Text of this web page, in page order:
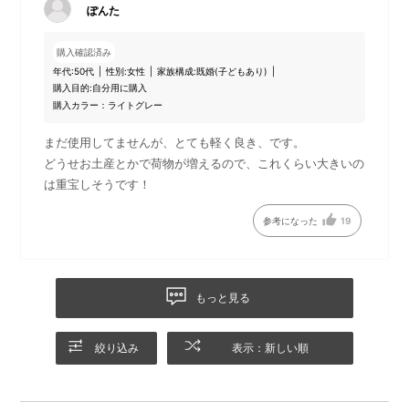
ぽんた
購入確認済み
年代:50代 性別:女性 家族構成:既婚(子どもあり)
購入目的:自分用に購入
購入カラー：ライトグレー
まだ使用してませんが、とても軽く良き、です。
どうせお土産とかで荷物が増えるので、これくらい大きいの
は重宝しそうです！
参考になった 19
もっと見る
絞り込み 表示：新しい順